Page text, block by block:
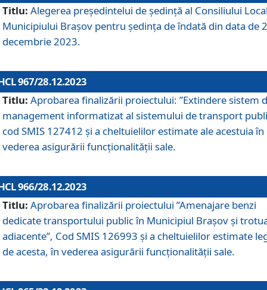
Titlu: Alegerea preşedintelui de şedinţă al Consiliului
Municipiului Braşov pentru ședința de îndată din data de
decembrie 2023.
967/28.12.2023
Titlu: Aprobarea finalizării proiectului: ”Extindere sistem
management informatizat al sistemului de transport
cod SMIS 127412 și a cheltuielilor estimate ale acestuia în
vederea asigurării funcționalității sale.
966/28.12.2023
Titlu: Aprobarea finalizării proiectului ”Amenajare benzi
dedicate transportului public în Municipiul Brașov şi
adiacente”, Cod SMIS 126993 și a cheltuielilor estimate
de acesta, în vederea asigurării funcționalității sale.